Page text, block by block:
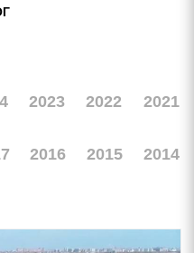
2023 2022 2021
2016 2015 2014